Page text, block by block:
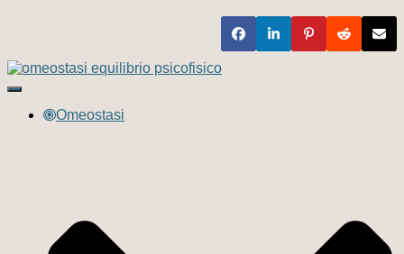
Navigazione
toggle
Omeostasi